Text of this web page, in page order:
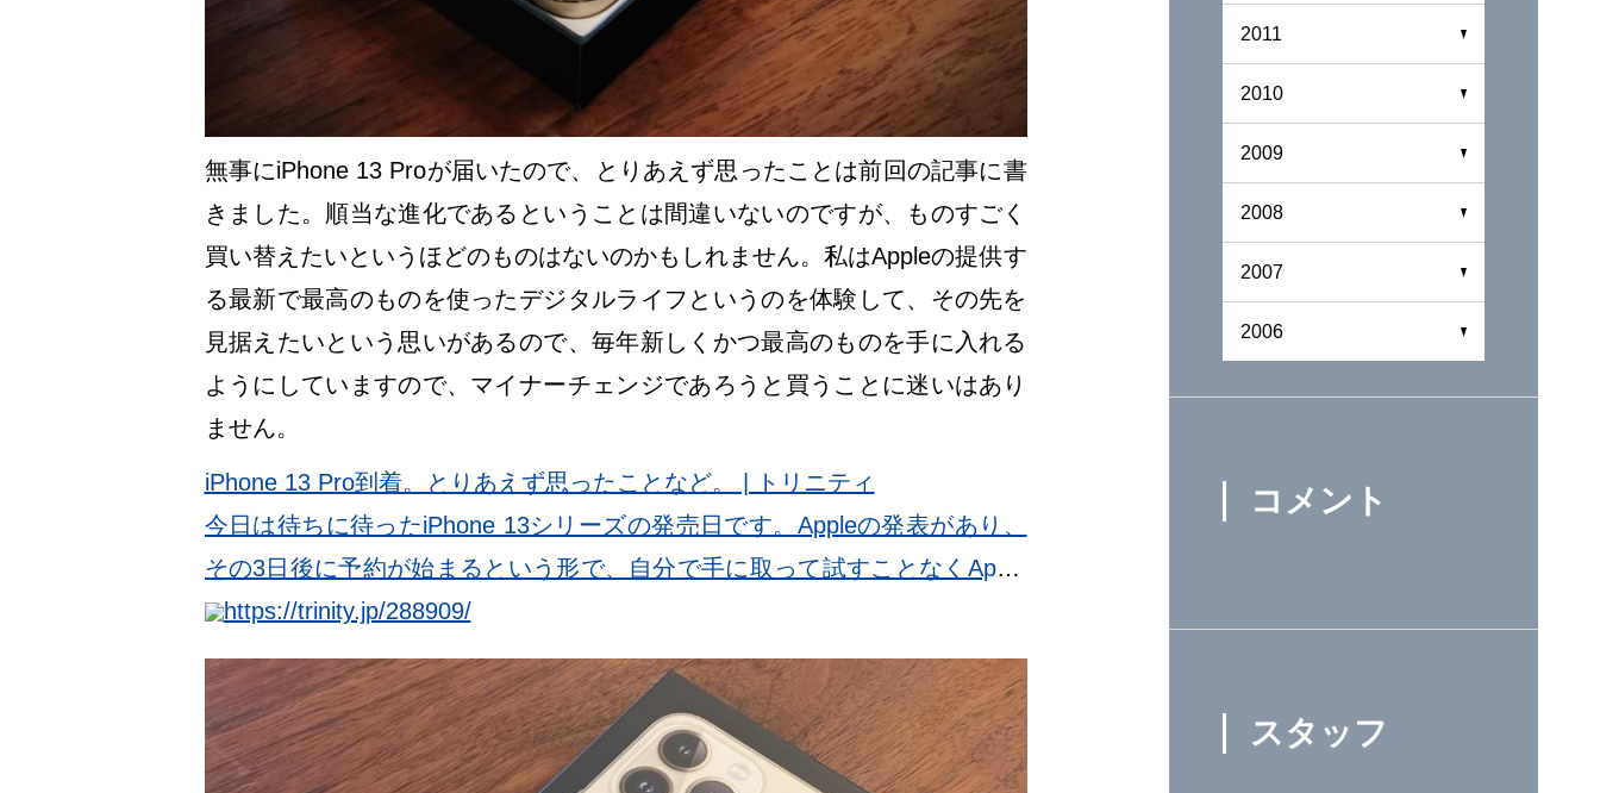
無事にiPhone 13 Proが届いたので、とりあえず思ったことは前回の記事に書
きました。順当な進化であるということは間違いないのですが、ものすごく
買い替えたいというほどのものはないのかもしれません。私はAppleの提供す
る最新で最高のものを使ったデジタルライフというのを体験して、その先を
見据えたいという思いがあるので、毎年新しくかつ最高のものを手に入れる
ようにしていますので、マイナーチェンジであろうと買うことに迷いはあり
ません。
iPhone 13 Pro到着。とりあえず思ったことなど。 | トリニティ
今日は待ちに待ったiPhone 13シリーズの発売日です。Appleの発表があり、
その3日後に予約が始まるという形で、自分で手に取って試すことなくApple
の発表だけを信じて予約した人が、今日iPhone …
https://trinity.jp/288909/
2011
2010
2009
2008
2007
2006
コメント
スタッフ